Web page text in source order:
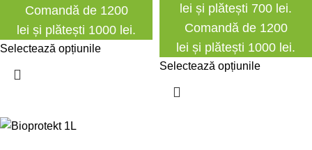
Comandă de 1200
lei și plătești 1000 lei.
Selectează opțiunile
lei și plătești 700 lei.
Comandă de 1200
lei și plătești 1000 lei.
Selectează opțiunile